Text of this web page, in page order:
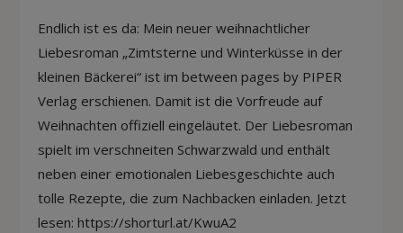
Endlich ist es da: Mein neuer weihnachtlicher
Liebesroman „Zimtsterne und Winterküsse in der
kleinen Bäckerei“ ist im between pages by PIPER
Verlag erschienen. Damit ist die Vorfreude auf
Weihnachten offiziell eingeläutet. Der Liebesroman
spielt im verschneiten Schwarzwald und enthält
neben einer emotionalen Liebesgeschichte auch
tolle Rezepte, die zum Nachbacken einladen. Jetzt
lesen: https://shorturl.at/KwuA2